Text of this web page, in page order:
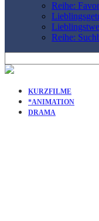
Reihe:
Reihe:
KURZFILME
*ANIMATION
DRAMA